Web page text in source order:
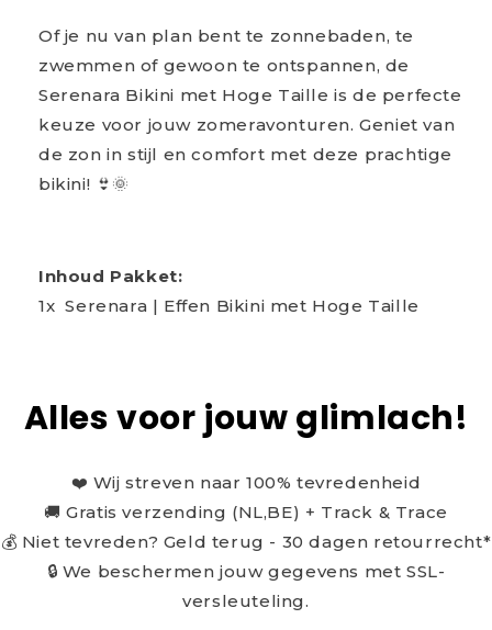
Of je nu van plan bent te zonnebaden, te
zwemmen of gewoon te ontspannen, de
Serenara Bikini met Hoge Taille is de perfecte
keuze voor jouw zomeravonturen. Geniet van
de zon in stijl en comfort met deze prachtige
bikini! 👙🌞
Inhoud Pakket:
1x Serenara | Effen Bikini met Hoge Taille
Alles voor jouw glimlach!
❤️ Wij streven naar 100% tevredenheid
🚚 Gratis verzending (NL,BE) + Track & Trace
💰 Niet tevreden? Geld terug - 30 dagen retourrecht*
🔒 We beschermen jouw gegevens met SSL-
versleuteling.